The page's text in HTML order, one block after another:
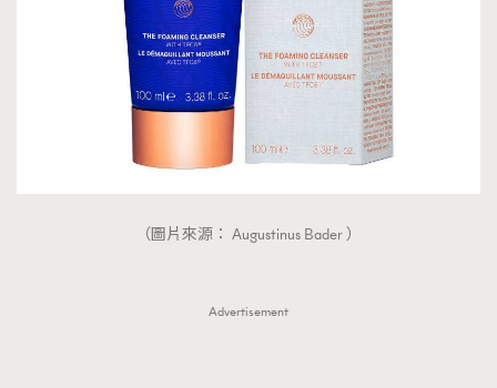
AFrenchMind
DressLikeAParisienne
EmpowerF
FashionWeek FigaroAesthetic
（圖片來源： Augustinus Bader ）
Advertisement